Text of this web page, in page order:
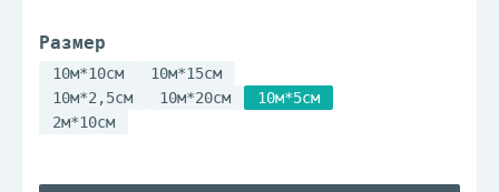
Размер
10м*10см
10м*15см
10м*2,5см
10м*20см
10м*5см
2м*10см